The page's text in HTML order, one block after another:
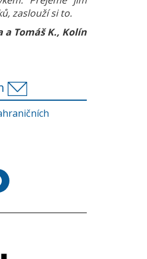
zaslouží si to.
a Tomáš K., Kolín